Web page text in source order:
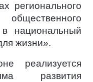
регионального
в национальный
жизни».
реализуется
развития